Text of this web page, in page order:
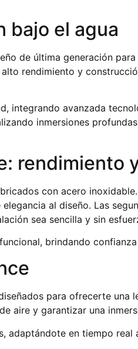
bajo el agua
de última generación
rendimiento y
integrando avanzada
inmersiones
rendimiento
con acero
al diseño. Las
sea sencilla y sin
brindando
para ofrecerte una
aire y garantizar una
en tiempo real